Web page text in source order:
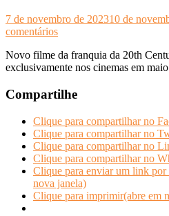
7 de novembro de 202310 de
comentários
Novo filme da franquia da 20th
exclusivamente nos cinemas em
Compartilhe
Clique para compartilhar no
Clique para compartilhar no
Clique para compartilhar no
Clique para compartilhar no
Clique para enviar um link por
nova janela)
Clique para imprimir(abre em